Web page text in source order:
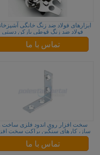
ابزارهای فولاد ضد زنگ خانگی
فولاد ضد زنگ قوطی بازکن دستی
تماس با ما
سخت افزار روی اندود فلزی ساخت
ساز، کارهای سنگین براکت سخت
تماس با ما